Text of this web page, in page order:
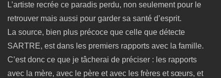
L’artiste recrée ce paradis perdu, non seulement pour le
retrouver mais aussi pour garder sa santé d’esprit.
La source, bien plus précoce que celle que détecte
SARTRE, est dans les premiers rapports avec la famille.
C’est donc ce que je tâcherai de préciser : les rapports
avec la mère, avec le père et avec les frères et sœurs, et